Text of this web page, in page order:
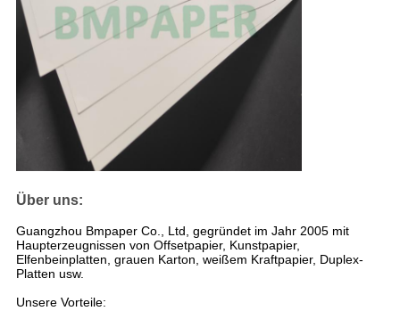
Über uns:
Guangzhou Bmpaper Co., Ltd, gegründet im Jahr 2005 mit
Haupterzeugnissen von Offsetpapier, Kunstpapier,
Elfenbeinplatten, grauen Karton, weißem Kraftpapier, Duplex-
Platten usw.
Unsere Vorteile: